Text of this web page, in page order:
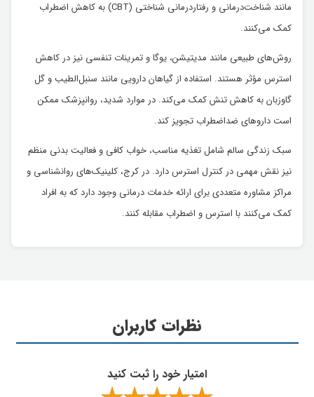
مانند شناخت‌درمانی و رفتاردرمانی شناختی (CBT) به کاهش اضطراب
کمک می‌کنند.
روش‌های طبیعی مانند مدیتیشن، یوگا و تمرینات تنفسی نیز در کاهش
استرس مؤثر هستند. استفاده از گیاهان دارویی مانند سنبل‌الطیب و گل
گاوزبان به کاهش تنش کمک می‌کند. در موارد شدید، روانپزشک ممکن
است داروهای ضداضطراب تجویز کند.
سبک زندگی سالم شامل تغذیه مناسب، خواب کافی و فعالیت بدنی منظم
نیز نقش مهمی در کنترل استرس دارد. در کرج، کلینیک‌های روانشناسی و
مراکز مشاوره متعددی برای ارائه خدمات درمانی وجود دارد که به افراد
کمک می‌کنند با استرس و اضطراب مقابله کنند.
نظرات کاربران
امتیار خود را ثبت کنید